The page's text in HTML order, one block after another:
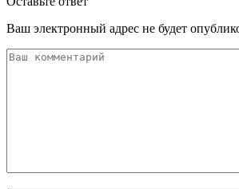
Ваш электронный адрес не будет